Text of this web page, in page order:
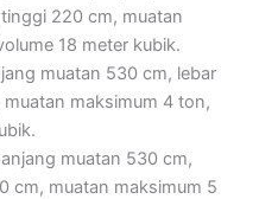
220 cm, muatan
18 meter kubik.
muatan 530 cm, lebar
maksimum 4 ton,
muatan 530 cm,
cm, muatan maksimum 5